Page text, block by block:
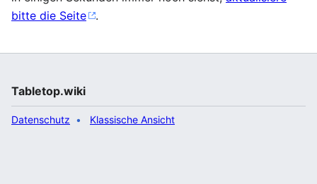
bitte die Seite
.
Tabletop.wiki
Datenschutz Klassische Ansicht